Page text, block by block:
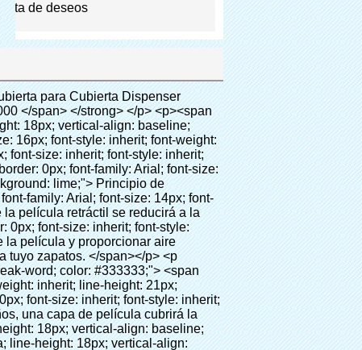
de deseos
#333333;">&nbsp;</p> <p style="border: 0px; font-family: Arial, Helvetica; line-height: 18px; vertical-align: baseline; word-wrap: break-word; color: #333333;"> <span style="margin: 0px; padding: 0px; border: 0px; font-size: 16px; font-style: inherit; font-weight: bold; line-height: 18px; vertical-align: baseline; color: #000000; background-color: #00ff00;"> <span style="margin: 0px; padding: 0px; border: 0px; font-size: inherit; font-style: inherit; font-weight: inherit; line-height: 24px; vertical-align: baseline;"> <span style="margin: 0px; padding: 0px; border: 0px; font-size: inherit; font-style: inherit; font-weight: inherit; line-height: 24px; vertical-align: baseline;"> Ámbito de aplicación para cubierta dispenser: </span> </span> </span> </p> <p style="border: 0px; font-family: Arial, Helvetica; line-height: 18px; vertical-align: baseline; word-wrap: break-word; color: #333333;"><br> <span style="margin: 0px; padding: 0px; border: 0px; font-size: 14px; font-style: inherit; font-weight: inherit; line-height: 18px; vertical-align: baseline; color: #000000;"> <span style="margin: 0px; padding: 0px; border: 0px; font-size: inherit; font-style: inherit; font-weight: inherit; line-height: 21px; vertical-align: baseline;"> <span style="margin: 0px; padding: 0px; border: 0px; font-size: inherit; font-style: inherit; font-weight: bold; line-height: 21px; vertical-align: baseline;"> Bienes raíces: </span> </span> Modelo de casa, residencia de alta calidad, etc </span> </p> <p style="border: 0px; font-family: Arial, Helvetica; line-height: 18px; vertical-align: baseline; word-wrap: break-word; color: #333333;"><br> <span style="margin: 0px; padding: 0px; border: 0px; font-size: 14px; font-style: inherit; font-weight: inherit; line-height: 18px; vertical-align: baseline; color: #000000;"> <span style="margin: 0px; padding: 0px; border: 0px; font-size: inherit; font-style: inherit; font-weight: inherit; line-height: 21px; vertical-align: baseline;"> <span style="margin: 0px; padding: 0px; border: 0px; font-size: inherit; font-style: inherit; font-weight: bold; line-height: 21px; vertical-align: baseline;"> Sistema de educación: </span> </span> Jardín de infantes, escuela, sala de ordenadores, investigación y docenc